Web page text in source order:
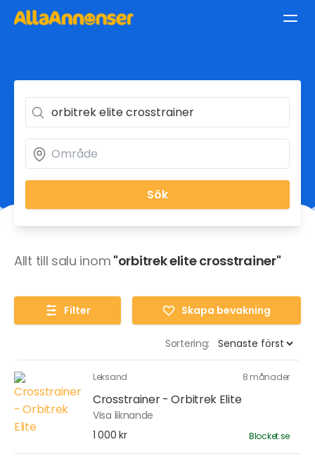
Sök
Allt till salu inom "orbitrek elite crosstrainer"
Filter Skapa bevakning
Sortering:
Leksand 8 månader
Crosstrainer - Orbitrek Elite
Visa liknande
1 000 kr
Blocket.se